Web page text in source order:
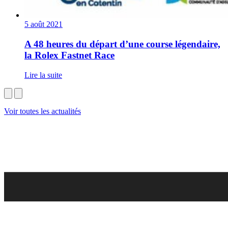
5 août 2021
A 48 heures du départ d’une course légendaire,
la Rolex Fastnet Race
Lire la suite
Voir toutes les actualités